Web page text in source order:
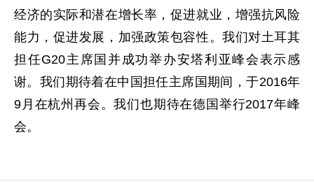
经济的实际和潜在增长率，促进就业，增强抗风险
能力，促进发展，加强政策包容性。我们对土耳其
担任G20主席国并成功举办安塔利亚峰会表示感
谢。我们期待着在中国担任主席国期间，于2016年
9月在杭州再会。我们也期待在德国举行2017年峰
会。